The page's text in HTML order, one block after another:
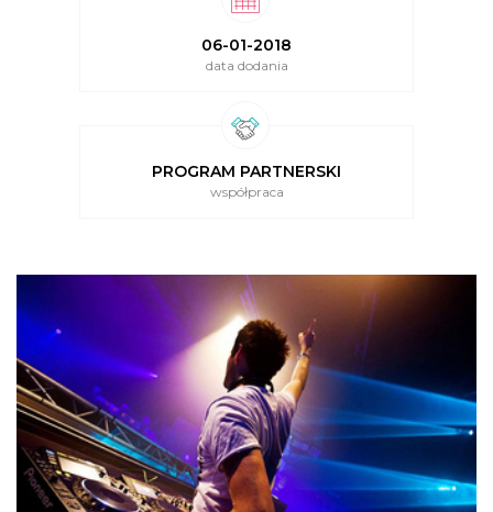
06-01-2018
data dodania
PROGRAM PARTNERSKI
współpraca